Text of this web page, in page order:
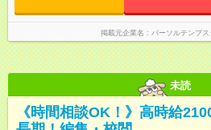
掲載元企業名 パーソルテンプ
未読
《時間相談OK！》高時給